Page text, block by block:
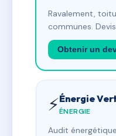
Ravalement,
communes.
Obtenir un
⚡Énergie
ÉNERGIE
Audit